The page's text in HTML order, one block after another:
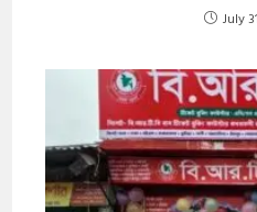
July